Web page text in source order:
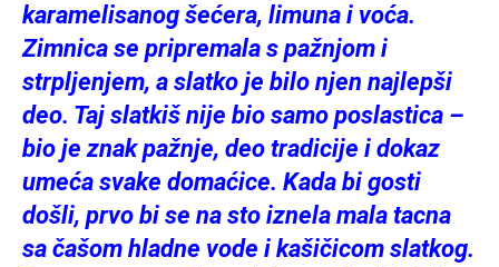
karamelisanog šećera, limuna i voća.
Zimnica se pripremala s pažnjom i
strpljenjem, a slatko je bilo njen najlepši
deo. Taj slatkiš nije bio samo poslastica –
bio je znak pažnje, deo tradicije i dokaz
umeća svake domaćice. Kada bi gosti
došli, prvo bi se na sto iznela mala tacna
sa čašom hladne vode i kašičicom slatkog.